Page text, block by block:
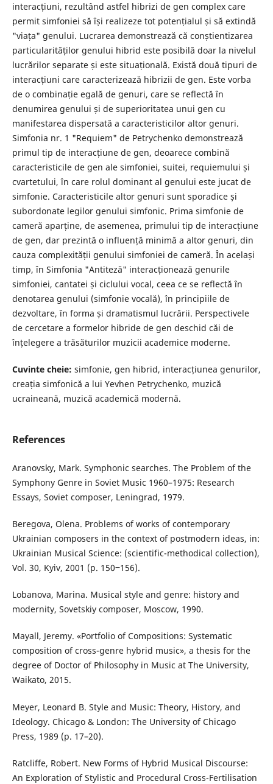
interacțiuni, rezultând astfel hibrizi de gen complex care
permit simfoniei să își realizeze tot potențialul și să extindă
"viața" genului. Lucrarea demonstrează că conștientizarea
particularităților genului hibrid este posibilă doar la nivelul
lucrărilor separate și este situațională. Există două tipuri de
interacțiuni care caracterizează hibrizii de gen. Este vorba
de o combinație egală de genuri, care se reflectă în
denumirea genului și de superioritatea unui gen cu
manifestarea dispersată a caracteristicilor altor genuri.
Simfonia nr. 1 "Requiem" de Petrychenko demonstrează
primul tip de interacțiune de gen, deoarece combină
caracteristicile de gen ale simfoniei, suitei, requiemului și
cvartetului, în care rolul dominant al genului este jucat de
simfonie. Caracteristicile altor genuri sunt sporadice și
subordonate legilor genului simfonic. Prima simfonie de
cameră aparține, de asemenea, primului tip de interacțiune
de gen, dar prezintă o influență minimă a altor genuri, din
cauza complexității genului simfoniei de cameră. În același
timp, în Simfonia "Antiteză" interacționează genurile
simfoniei, cantatei și ciclului vocal, ceea ce se reflectă în
denotarea genului (simfonie vocală), în principiile de
dezvoltare, în forma și dramatismul lucrării. Perspectivele
de cercetare a formelor hibride de gen deschid căi de
înțelegere a trăsăturilor muzicii academice moderne.
Cuvinte cheie: simfonie, gen hibrid, interacțiunea genurilor,
creația simfonică a lui Yevhen Petrychenko, muzică
ucraineană, muzică academică modernă.
References
Aranovsky, Mark. Symphonic searches. The Problem of the
Symphony Genre in Soviet Music 1960–1975: Research
Essays, Soviet composer, Leningrad, 1979.
Beregova, Olena. Problems of works of contemporary
Ukrainian composers in the context of postmodern ideas, in:
Ukrainian Musical Science: (scientific-methodical collection),
Vol. 30, Kyiv, 2001 (p. 150‒156).
Lobanova, Marina. Musical style and genre: history and
modernity, Sovetskiy composer, Moscow, 1990.
Mayall, Jeremy. «Portfolio of Compositions: Systematic
composition of cross-genre hybrid music», a thesis for the
degree of Doctor of Philosophy in Music at The University,
Waikato, 2015.
Meyer, Leonard B. Style and Music: Theory, History, and
Ideology. Chicago & London: The University of Chicago
Press, 1989 (p. 17–20).
Ratcliffe, Robert. New Forms of Hybrid Musical Discourse:
An Exploration of Stylistic and Procedural Cross-Fertilisation